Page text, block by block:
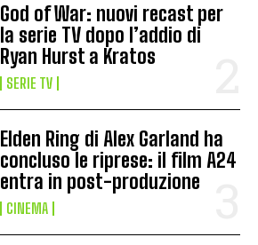
God of War: nuovi recast per
la serie TV dopo l’addio di
Ryan Hurst a Kratos
SERIE TV
Elden Ring di Alex Garland ha
concluso le riprese: il film A24
entra in post-produzione
CINEMA